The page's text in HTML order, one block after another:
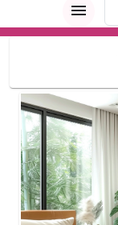
menu